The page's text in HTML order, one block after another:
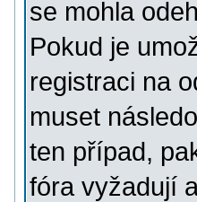
se mohla
Pokud je
registraci na
muset
ten případ,
fóra vyžadují